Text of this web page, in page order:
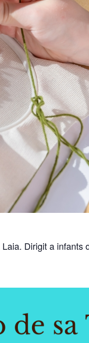
Dirigit a infants